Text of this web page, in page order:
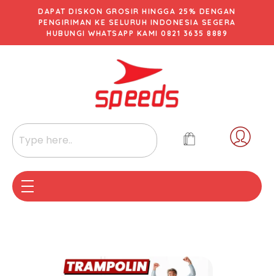
DAPAT DISKON GROSIR HINGGA 25% DENGAN
PENGIRIMAN KE SELURUH INDONESIA SEGERA
HUBUNGI WHATSAPP KAMI 0821 3635 8889